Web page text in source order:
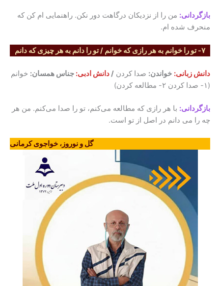
بازگردانی: من را از نزدیکان درگاهت دور نکن. راهنمایی ام کن که
منحرف شده ام.
۷- تو را خوانم به هر رازی که خوانم / تو را دانم به هر چیزی که دانم
دانش زبانی: خواندن: صدا کردن /دانش ادبی: جناس همسان: خوانم
(۱- صدا کردن ۲- مطالعه کردن)
بازگردانی: با هر رازی که مطالعه می‌کنم، تو را صدا می‌کنم. من هر
چه را می دانم در اصل از تو است.
گل و نوروز، خواجوی کرمانی